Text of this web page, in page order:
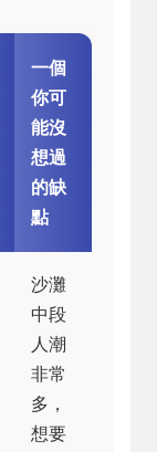
一個
你可
能沒
想過
的缺
點
沙灘
中段
人潮
非常
多，
想要